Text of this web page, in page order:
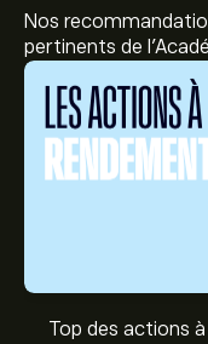
Nos
pertinents de
Top des actions